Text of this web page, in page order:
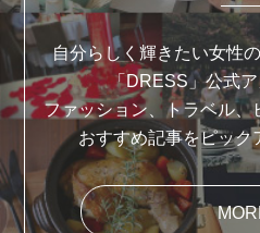
自分らしく輝きたい女性
「DRESS」公式
ファッション、トラベル、
おすすめ記事をピック